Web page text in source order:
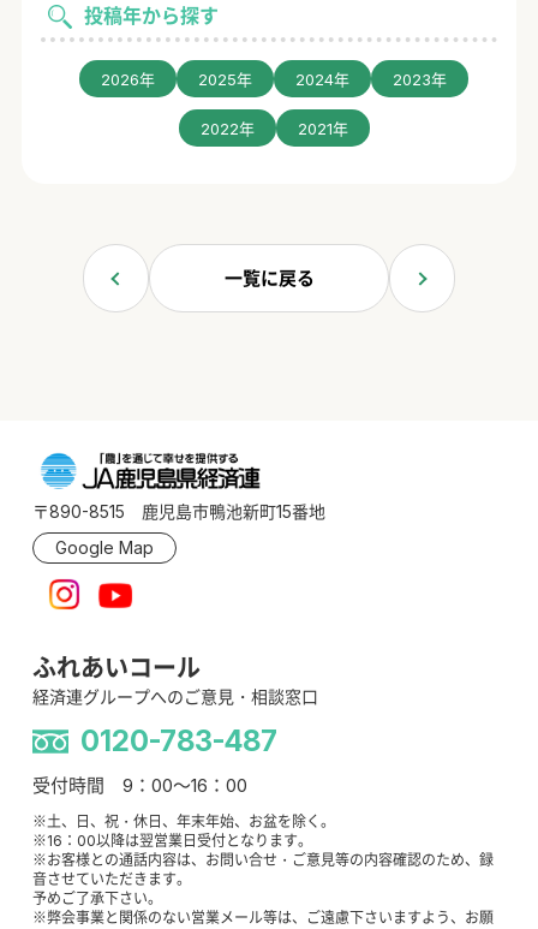
投稿年から探す
2026年 2025年 2024年 2023年
2022年 2021年
一覧に戻る
〒890-8515 鹿児島市鴨池新町15番地
Google Map
ふれあいコール
経済連グループへのご意見・相談窓口
0120-783-487
受付時間 9：00～16：00
※土、日、祝・休日、年末年始、お盆を除く。
※16：00以降は翌営業日受付となります。
※お客様との通話内容は、お問い合せ・ご意見等の内容確認のため、録
音させていただきます。
予めご了承下さい。
※弊会事業と関係のない営業メール等は、ご遠慮下さいますよう、お願